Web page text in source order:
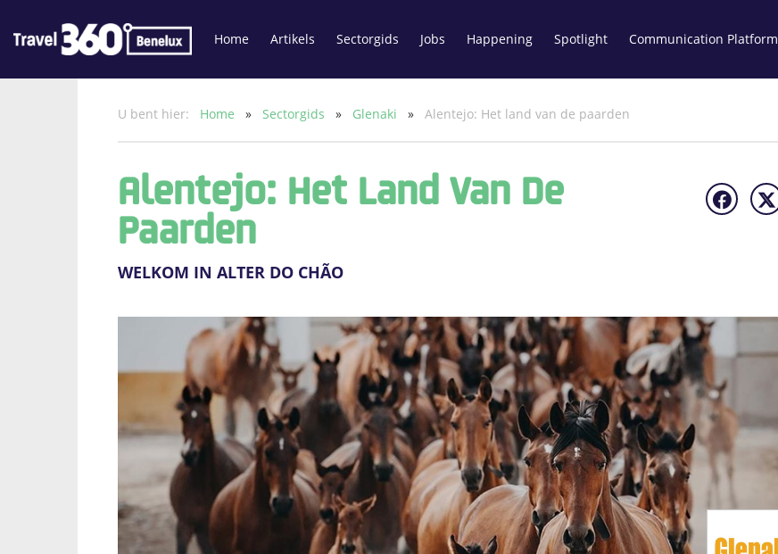
Home Artikels Sectorgids Jobs Happening Spotlight Communication Platform
U bent hier: Home » Sectorgids » Glenaki » Alentejo: Het land van de paarden
Alentejo: Het Land Van De
Paarden
WELKOM IN ALTER DO CHÃO